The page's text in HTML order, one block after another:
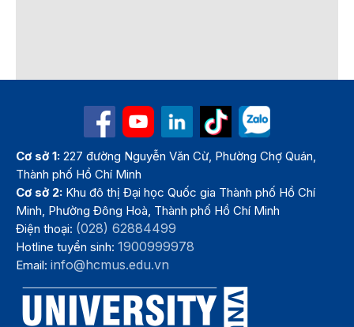
Cơ sở 1: 227 đường Nguyễn Văn Cừ, Phường Chợ Quán,
Thành phố Hồ Chí Minh
Cơ sở 2: Khu đô thị Đại học Quốc gia Thành phố Hồ Chí
Minh, Phường Đông Hoà, Thành phố Hồ Chí Minh
Điện thoại: (028) 62884499
Hotline tuyển sinh:1900999978
Email:info@hcmus.edu.vn